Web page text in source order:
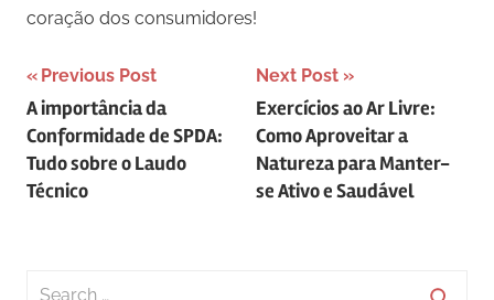
coração dos consumidores!
Navegação
de
Post
Previous Post
A importância da
Conformidade de SPDA:
Tudo sobre o Laudo
Técnico
Next Post
Exercícios ao Ar Livre:
Como Aproveitar a
Natureza para Manter-
se Ativo e Saudável
Search